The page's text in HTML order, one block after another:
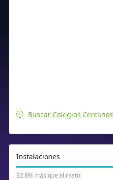
Buscar Colegios Cercanos
Instalaciones
32.8% más que el resto